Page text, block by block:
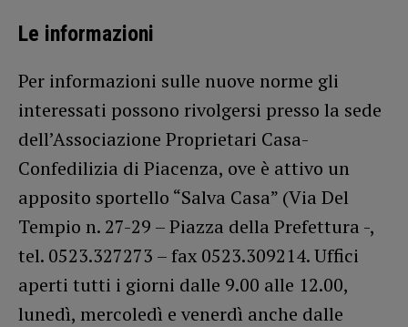
Le informazioni
Per informazioni sulle nuove norme gli
interessati possono rivolgersi presso la sede
dell’Associazione Proprietari Casa-
Confedilizia di Piacenza, ove è attivo un
apposito sportello “Salva Casa” (Via Del
Tempio n. 27-29 – Piazza della Prefettura -,
tel. 0523.327273 – fax 0523.309214. Uffici
aperti tutti i giorni dalle 9.00 alle 12.00,
lunedì, mercoledì e venerdì anche dalle